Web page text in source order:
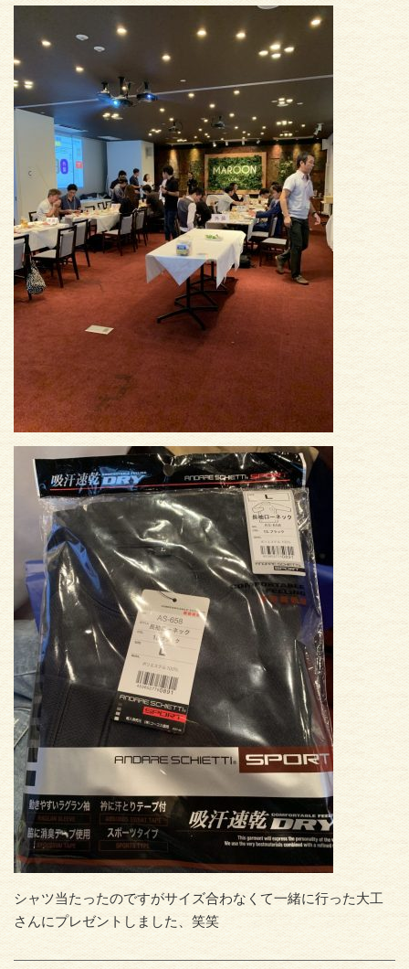
シャツ当たったのですがサイズ合わなくて一緒に行った大工
さんにプレゼントしました、笑笑